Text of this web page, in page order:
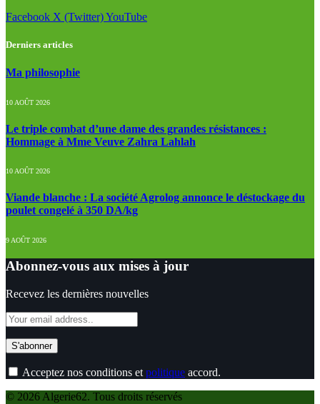
Facebook X (Twitter)YouTube
Derniers articles
Ma philosophie
10 AOÛT 2026
Le triple combat d’une dame des grandes résistances :
Hommage à Mme Veuve Zahra Lahlah
10 AOÛT 2026
Viande blanche : La société Agrolog annonce le déstockage du
poulet congelé à 350 DA/kg
9 AOÛT 2026
Abonnez-vous aux mises à jour
Recevez les dernières nouvelles
Acceptez nos conditions et politique accord.
© 2026 Algerie62. Tous droits réservés